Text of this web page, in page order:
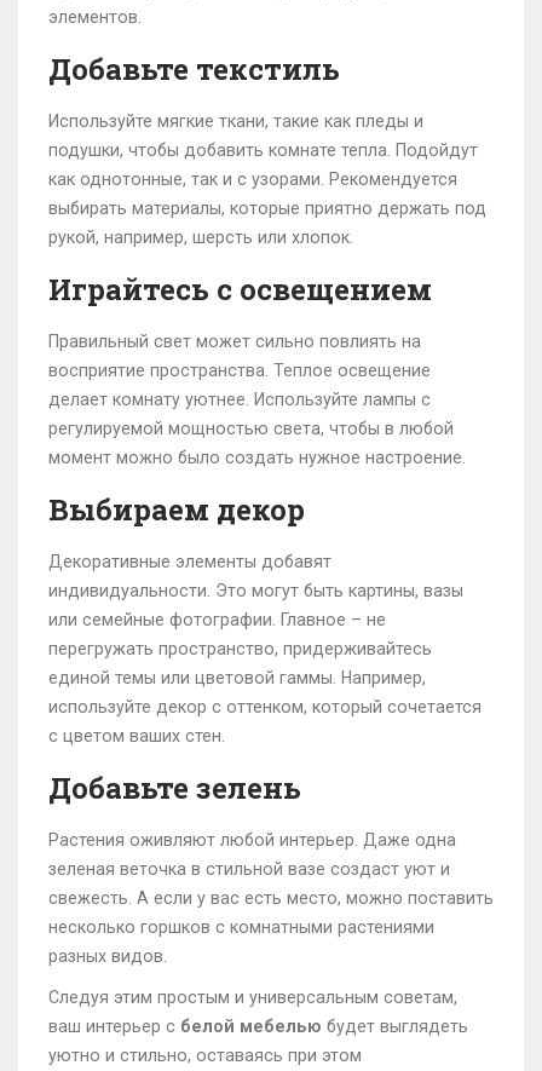
элементов.
Добавьте текстиль
Используйте мягкие ткани, такие как пледы и
подушки, чтобы добавить комнате тепла. Подойдут
как однотонные, так и с узорами. Рекомендуется
выбирать материалы, которые приятно держать под
рукой, например, шерсть или хлопок.
Играйтесь с освещением
Правильный свет может сильно повлиять на
восприятие пространства. Теплое освещение
делает комнату уютнее. Используйте лампы с
регулируемой мощностью света, чтобы в любой
момент можно было создать нужное настроение.
Выбираем декор
Декоративные элементы добавят
индивидуальности. Это могут быть картины, вазы
или семейные фотографии. Главное – не
перегружать пространство, придерживайтесь
единой темы или цветовой гаммы. Например,
используйте декор с оттенком, который сочетается
с цветом ваших стен.
Добавьте зелень
Растения оживляют любой интерьер. Даже одна
зеленая веточка в стильной вазе создаст уют и
свежесть. А если у вас есть место, можно поставить
несколько горшков с комнатными растениями
разных видов.
Следуя этим простым и универсальным советам,
ваш интерьер с белой мебелью будет выглядеть
уютно и стильно, оставаясь при этом